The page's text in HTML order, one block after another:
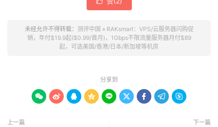
未经允许不得转载： 测评中国 » RAKsmart：VPS/云服务器闪购促
销，年付$19.9起($0.99/首月)，1Gbps不限流量服务器月付$89
起，可选美国/香港/日本/新加坡等机房
分享到
        
上一篇 下一篇